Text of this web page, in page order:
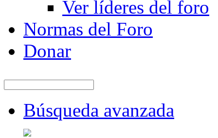
Ver líderes del foro
Normas del Foro
Donar
Búsqueda avanzada